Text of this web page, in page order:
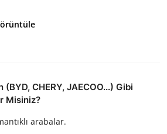
CHERY, JAECOO...) Gibi
Misiniz?
arabalar.